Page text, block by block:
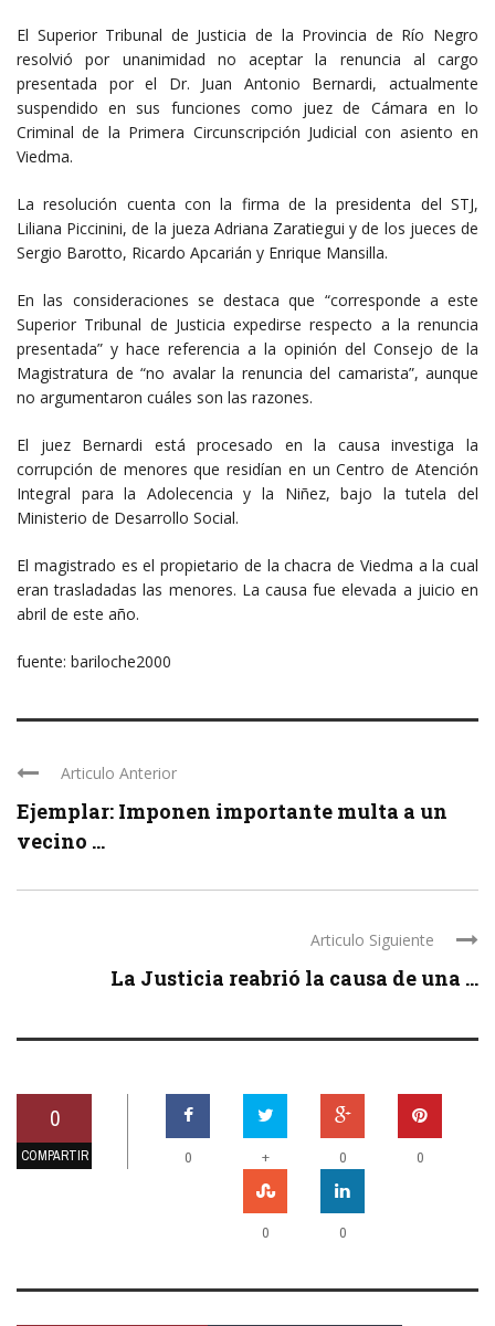
El Superior Tribunal de Justicia de la Provincia de Río Negro
resolvió por unanimidad no aceptar la renuncia al cargo
presentada por el Dr. Juan Antonio Bernardi, actualmente
suspendido en sus funciones como juez de Cámara en lo
Criminal de la Primera Circunscripción Judicial con asiento en
Viedma.
La resolución cuenta con la firma de la presidenta del STJ,
Liliana Piccinini, de la jueza Adriana Zaratiegui y de los jueces de
Sergio Barotto, Ricardo Apcarián y Enrique Mansilla.
En las consideraciones se destaca que “corresponde a este
Superior Tribunal de Justicia expedirse respecto a la renuncia
presentada” y hace referencia a la opinión del Consejo de la
Magistratura de “no avalar la renuncia del camarista”, aunque
no argumentaron cuáles son las razones.
El juez Bernardi está procesado en la causa investiga la
corrupción de menores que residían en un Centro de Atención
Integral para la Adolecencia y la Niñez, bajo la tutela del
Ministerio de Desarrollo Social.
El magistrado es el propietario de la chacra de Viedma a la cual
eran trasladadas las menores. La causa fue elevada a juicio en
abril de este año.
fuente: bariloche2000
Articulo Anterior
Ejemplar: Imponen importante multa a un
vecino ...
Articulo Siguiente
La Justicia reabrió la causa de una ...
0
COMPARTIR 0 + 0 0
0 0